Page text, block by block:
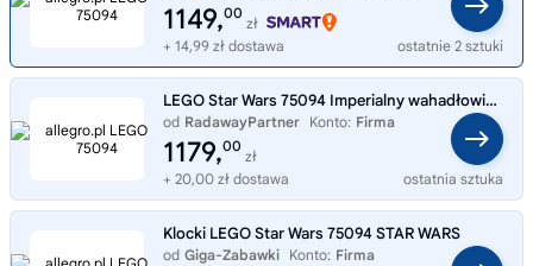
1149,00
zł
+ 14,99 zł dostawa
ostatnie 2 sztuki
LEGO Star Wars 75094 Imperialny wahadłowiec Tydirium
od RadawayPartner Konto: Firma
1179,00
zł
+ 20,00 zł dostawa
ostatnia sztuka
Klocki LEGO Star Wars 75094 STAR WARS
od Giga-Zabawki Konto: Firma